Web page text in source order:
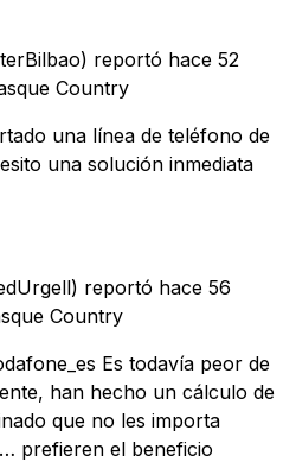
reportó hace 52
Country
una línea de teléfono de
una solución inmediata
reportó hace 56
Country
Es todavía peor de
han hecho un cálculo de
que no les importa
prefieren el beneficio